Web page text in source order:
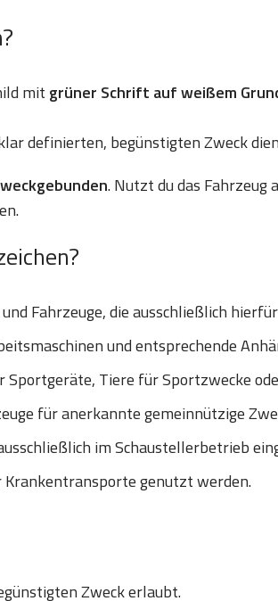
mit grüner Schrift auf weißem
definierten, begünstigten Zweck
. Nutzt du das Fahrzeug
Fahrzeuge, die ausschließlich
und entsprechende
Sportgeräte, Tiere für Sportzwecke
für anerkannte gemeinnützige
im Schaustellerbetrieb
Krankentransporte genutzt werden.
Zweck erlaubt.